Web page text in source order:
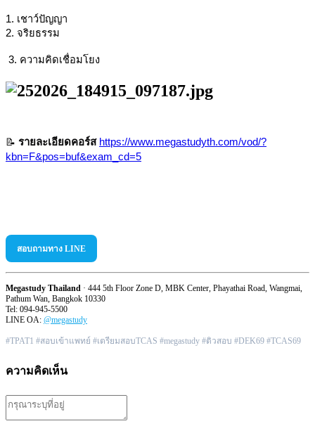
1. เชาว์ปัญญา
2. จริยธรรม
3. ความคิดเชื่อมโยง
📝 ​ รายละเอียดคอร์ส https://www.megastudyth.com/vod/?
kbn=F&pos=buf&exam_cd=5
สอบถามทาง LINE
Megastudy Thailand · 444 5th Floor Zone D, MBK Center, Phayathai Road, Wangmai,
Pathum Wan, Bangkok 10330
Tel: 094-945-5500
LINE OA: @megastudy
#TPAT1 #สอบเข้าแพทย์ #เตรียมสอบTCAS #megastudy #ติวสอบ #DEK69 #TCAS69
ความคิดเห็น